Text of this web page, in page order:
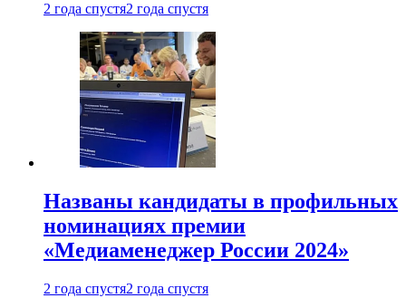
2 года спустя2 года спустя
Названы кандидаты в профильных
номинациях премии
«Медиаменеджер России 2024»
2 года спустя2 года спустя